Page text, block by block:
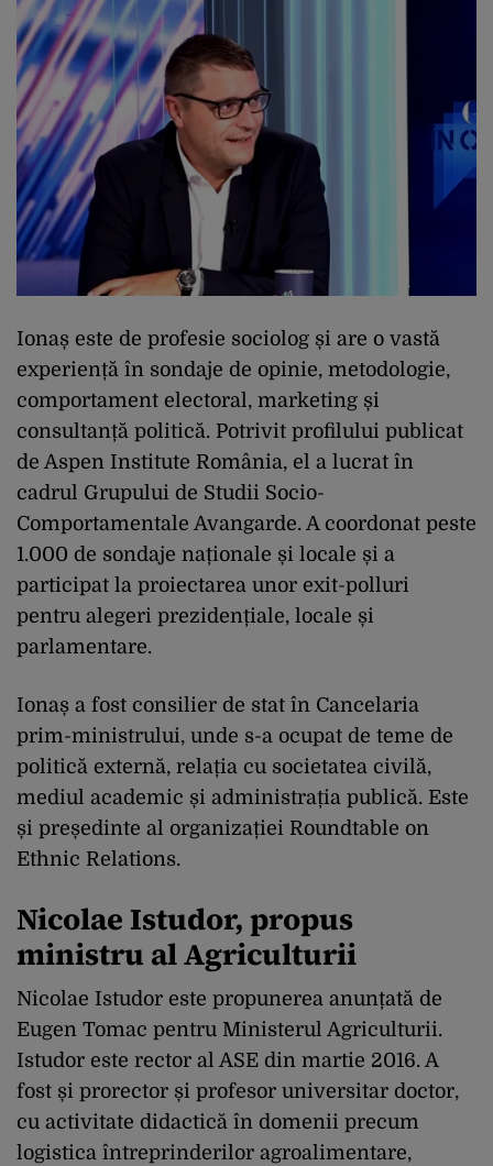
Ionaș este de profesie sociolog și are o vastă
experiență în sondaje de opinie, metodologie,
comportament electoral, marketing și
consultanță politică. Potrivit profilului publicat
de Aspen Institute România, el a lucrat în
cadrul Grupului de Studii Socio-
Comportamentale Avangarde. A coordonat peste
1.000 de sondaje naționale și locale și a
participat la proiectarea unor exit-polluri
pentru alegeri prezidențiale, locale și
parlamentare.
Ionaș a fost consilier de stat în Cancelaria
prim-ministrului, unde s-a ocupat de teme de
politică externă, relația cu societatea civilă,
mediul academic și administrația publică. Este
și președinte al organizației Roundtable on
Ethnic Relations.
Nicolae Istudor, propus
ministru al Agriculturii
Nicolae Istudor este propunerea anunțată de
Eugen Tomac pentru Ministerul Agriculturii.
Istudor este rector al ASE din martie 2016. A
fost și prorector și profesor universitar doctor,
cu activitate didactică în domenii precum
logistica întreprinderilor agroalimentare,